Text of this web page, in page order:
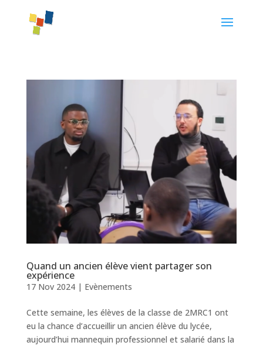
Quand un ancien élève vient partager son
expérience
17 Nov 2024| Evènements
Cette semaine, les élèves de la classe de 2MRC1 ont
eu la chance d’accueillir un ancien élève du lycée,
aujourd’hui mannequin professionnel et salarié dans la